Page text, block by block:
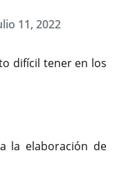
11, 2022
difícil tener en los
la elaboración de